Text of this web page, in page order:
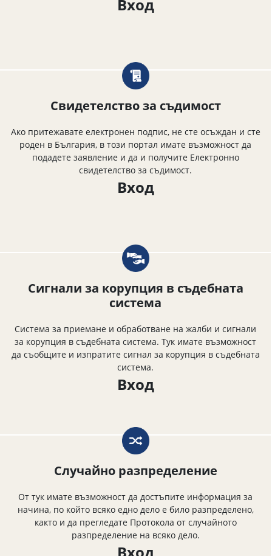
Вход
Свидетелство за съдимост
Ако притежавате електронен подпис, не сте осъждан и сте
роден в България, в този портал имате възможност да
подадете заявление и да и получите Електронно
свидетелство за съдимост.
Вход
Сигнали за корупция в съдебната
система
Система за приемане и обработване на жалби и сигнали
за корупция в съдебната система. Тук имате възможност
да съобщите и изпратите сигнал за корупция в съдебната
система.
Вход
Случайно разпределение
От тук имате възможност да достъпите информация за
начина, по който всяко едно дело е било разпределено,
както и да прегледате Протокола от случайното
разпределение на всяко дело.
Вход